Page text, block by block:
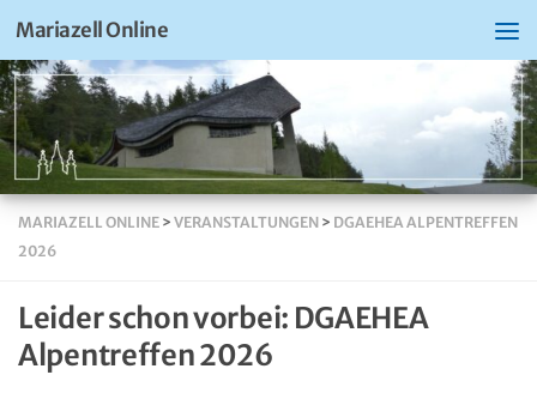
Mariazell Online
MARIAZELL ONLINE > VERANSTALTUNGEN > DGAEHEA ALPENTREFFEN
2026
Leider schon vorbei: DGAEHEA
Alpentreffen 2026